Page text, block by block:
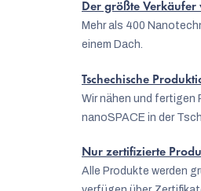
Der größte
Mehr als 400
einem Dach.
Tschechische
Wir nähen und fertigen
nanoSPACE in der
Nur zertifizierte
Alle Produkte werden